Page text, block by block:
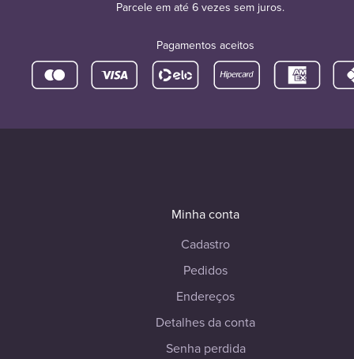
Parcele em até 6 vezes sem juros.
Pagamentos aceitos
Minha conta
Cadastro
Pedidos
Endereços
Detalhes da conta
Senha perdida